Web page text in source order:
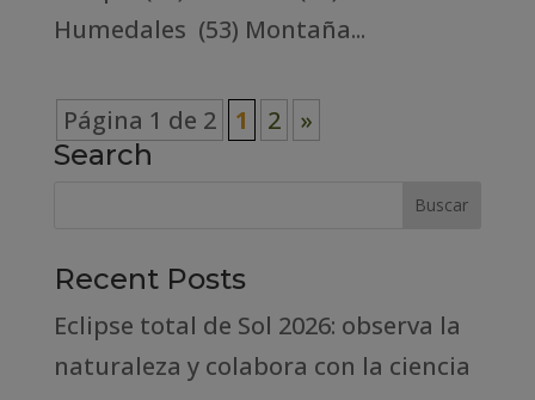
Humedales (53) Montaña...
Página 1 de 2 1 2 »
Search
Recent Posts
Eclipse total de Sol 2026: observa la
naturaleza y colabora con la ciencia